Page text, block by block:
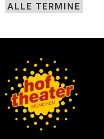
ALLE TERMINE